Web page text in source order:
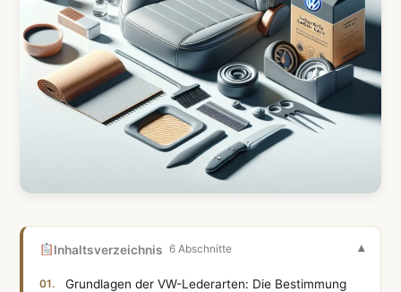
Inhaltsverzeichnis 6 Abschnitte
Grundlagen der VW-Lederarten: Die Bestimmung